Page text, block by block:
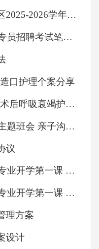
生活用水量。使用
到q3=1.54L/S。
S。对于生活区
的常住人员为740
人，K5取2.50，生
，得到q4
施工场地约为m2，
q5=15L/S。因为q1
S＜q5(15L/
济流速参考表，
d）。在正常时间
间内，管径为D=
福建省厦门市集小片区2025-2026学年四年级上学期期末语文试题（文字版含答案）
2026年烟草市场管理专员招聘考试笔试试题（含答案）
口护理个案分享
2026 年肺癌肺叶切除术后呼吸衰竭护理个案
2026年秋季大学开学主题班会 亲子沟通的艺术课件
议
2026年秋季动物医学专业开学第一课 专业素养与核心竞争力
2026年秋季动物医学专业开学第一课 学科交叉与创新发展
理方案
设计